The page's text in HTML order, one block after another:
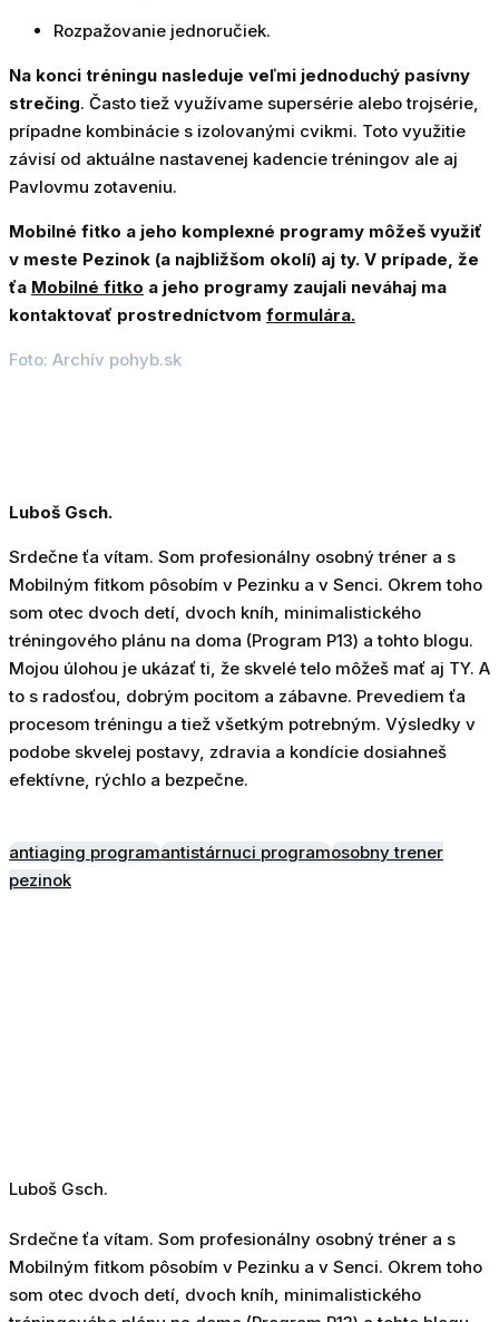
Rozpažovanie jednoručiek.
Na konci tréningu nasleduje veľmi jednoduchý pasívny
strečing. Často tiež využívame supersérie alebo trojsérie,
prípadne kombinácie s izolovanými cvikmi. Toto využitie
závisí od aktuálne nastavenej kadencie tréningov ale aj
Pavlovmu zotaveniu.
Mobilné fitko a jeho komplexné programy môžeš využiť
v meste Pezinok (a najbližšom okolí) aj ty. V prípade, že
ťa Mobilné fitko a jeho programy zaujali neváhaj ma
kontaktovať prostredníctvom formulára.
Foto: Archív pohyb.sk
Luboš Gsch.
Srdečne ťa vítam. Som profesionálny osobný tréner a s
Mobilným fitkom pôsobím v Pezinku a v Senci. Okrem toho
som otec dvoch detí, dvoch kníh, minimalistického
tréningového plánu na doma (Program P13) a tohto blogu.
Mojou úlohou je ukázať ti, že skvelé telo môžeš mať aj TY. A
to s radosťou, dobrým pocitom a zábavne. Prevediem ťa
procesom tréningu a tiež všetkým potrebným. Výsledky v
podobe skvelej postavy, zdravia a kondície dosiahneš
efektívne, rýchlo a bezpečne.
antiaging programantistárnuci programosobny trener
pezinok
Luboš Gsch.
Srdečne ťa vítam. Som profesionálny osobný tréner a s
Mobilným fitkom pôsobím v Pezinku a v Senci. Okrem toho
som otec dvoch detí, dvoch kníh, minimalistického